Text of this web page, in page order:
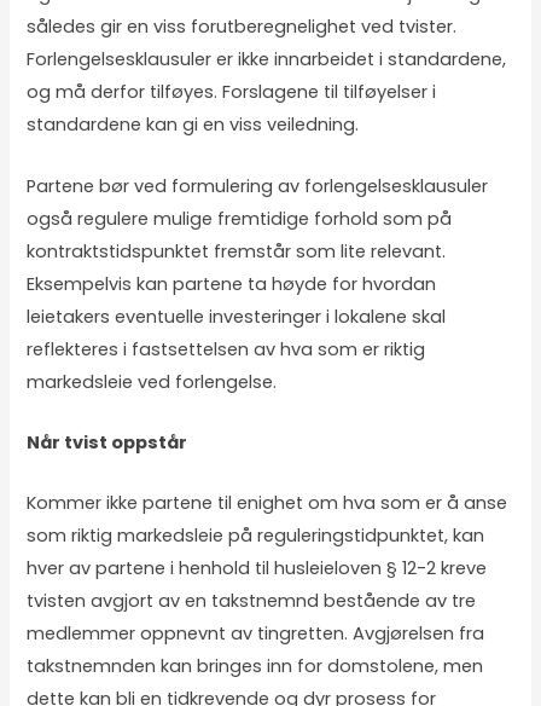
således gir en viss forutberegnelighet ved tvister.
Forlengelsesklausuler er ikke innarbeidet i standardene,
og må derfor tilføyes. Forslagene til tilføyelser i
standardene kan gi en viss veiledning.
Partene bør ved formulering av forlengelsesklausuler
også regulere mulige fremtidige forhold som på
kontraktstidspunktet fremstår som lite relevant.
Eksempelvis kan partene ta høyde for hvordan
leietakers eventuelle investeringer i lokalene skal
reflekteres i fastsettelsen av hva som er riktig
markedsleie ved forlengelse.
Når tvist oppstår
Kommer ikke partene til enighet om hva som er å anse
som riktig markedsleie på reguleringstidpunktet, kan
hver av partene i henhold til husleieloven § 12-2 kreve
tvisten avgjort av en takstnemnd bestående av tre
medlemmer oppnevnt av tingretten. Avgjørelsen fra
takstnemnden kan bringes inn for domstolene, men
dette kan bli en tidkrevende og dyr prosess for